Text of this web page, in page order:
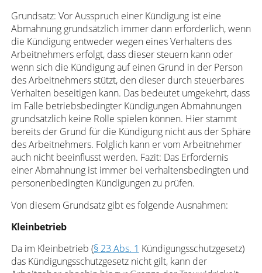
Grundsatz: Vor Ausspruch einer Kündigung ist eine
Abmahnung grundsätzlich immer dann erforderlich, wenn
die Kündigung entweder wegen eines Verhaltens des
Arbeitnehmers erfolgt, dass dieser steuern kann oder
wenn sich die Kündigung auf einen Grund in der Person
des Arbeitnehmers stützt, den dieser durch steuerbares
Verhalten beseitigen kann. Das bedeutet umgekehrt, dass
im Falle betriebsbedingter Kündigungen Abmahnungen
grundsätzlich keine Rolle spielen können. Hier stammt
bereits der Grund für die Kündigung nicht aus der Sphäre
des Arbeitnehmers. Folglich kann er vom Arbeitnehmer
auch nicht beeinflusst werden. Fazit: Das Erfordernis
einer Abmahnung ist immer bei verhaltensbedingten und
personenbedingten Kündigungen zu prüfen.
Von diesem Grundsatz gibt es folgende Ausnahmen:
Kleinbetrieb
Da im Kleinbetrieb (§ 23 Abs. 1 Kündigungsschutzgesetz)
das Kündigungsschutzgesetz nicht gilt, kann der